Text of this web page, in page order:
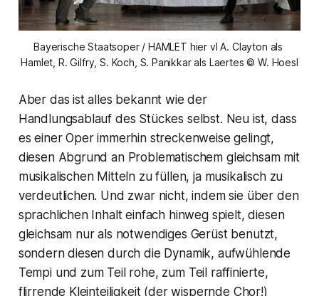
Bayerische Staatsoper / HAMLET hier vl A. Clayton als
Hamlet, R. Gilfry, S. Koch, S. Panikkar als Laertes © W. Hoesl
Aber das ist alles bekannt wie der
Handlungsablauf des Stückes selbst. Neu ist, dass
es einer Oper immerhin streckenweise gelingt,
diesen Abgrund an Problematischem gleichsam mit
musikalischen Mitteln zu füllen, ja musikalisch zu
verdeutlichen. Und zwar nicht, indem sie über den
sprachlichen Inhalt einfach hinweg spielt, diesen
gleichsam nur als notwendiges Gerüst benutzt,
sondern diesen durch die Dynamik, aufwühlende
Tempi und zum Teil rohe, zum Teil raffinierte,
flirrende Kleinteiligkeit (der wispernde Chor!)